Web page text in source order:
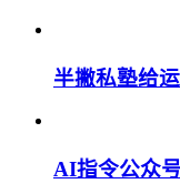
半撇私塾给
AI指令公众